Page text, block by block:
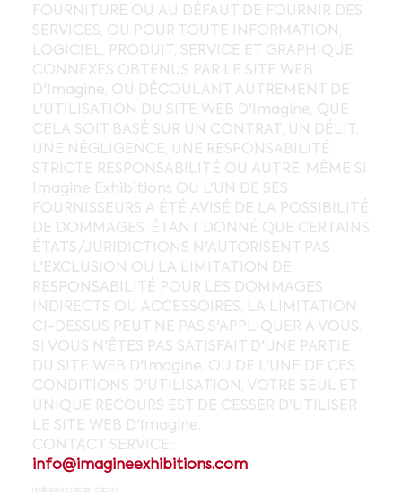
FOURNITURE OU AU DÉFAUT DE FOURNIR DES
SERVICES, OU POUR TOUTE INFORMATION,
LOGICIEL, PRODUIT, SERVICE ET GRAPHIQUE
CONNEXES OBTENUS PAR LE SITE WEB
D'Imagine, OU DÉCOULANT AUTREMENT DE
L'UTILISATION DU SITE WEB D'Imagine, QUE
CELA SOIT BASÉ SUR UN CONTRAT, UN DÉLIT,
UNE NÉGLIGENCE, UNE RESPONSABILITÉ
STRICTE RESPONSABILITÉ OU AUTRE, MÊME SI
Imagine Exhibitions OU L'UN DE SES
FOURNISSEURS A ÉTÉ AVISÉ DE LA POSSIBILITÉ
DE DOMMAGES. ÉTANT DONNÉ QUE CERTAINS
ÉTATS/JURIDICTIONS N'AUTORISENT PAS
L'EXCLUSION OU LA LIMITATION DE
RESPONSABILITÉ POUR LES DOMMAGES
INDIRECTS OU ACCESSOIRES, LA LIMITATION
CI-DESSUS PEUT NE PAS S'APPLIQUER À VOUS.
SI VOUS N'ÊTES PAS SATISFAIT D'UNE PARTIE
DU SITE WEB D'Imagine, OU DE L'UNE DE CES
CONDITIONS D'UTILISATION, VOTRE SEUL ET
UNIQUE RECOURS EST DE CESSER D'UTILISER
LE SITE WEB D'Imagine.
CONTACT SERVICE :
info@imagineexhibitions.com
résiliation/restriction d'accès